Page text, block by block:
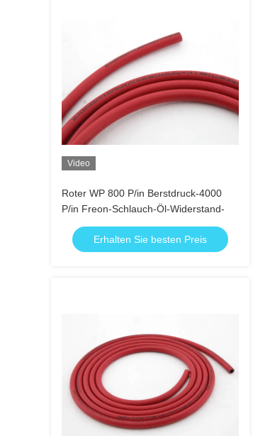
Video
Roter WP 800 P/in Berstdruck-4000
P/in Freon-Schlauch-Öl-Widerstand-
Erhalten Sie besten Preis